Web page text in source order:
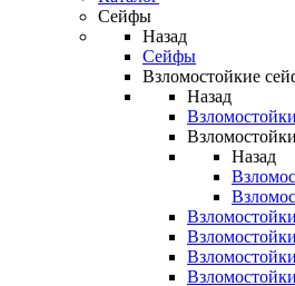
Сейфы
Назад
Сейфы
Взломостойкие
Назад
Назад